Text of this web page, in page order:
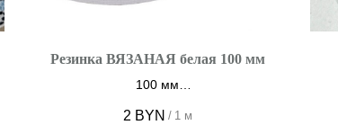
Резинка ВЯЗАНАЯ белая 100 мм
100 мм
2 BYN / 1 м